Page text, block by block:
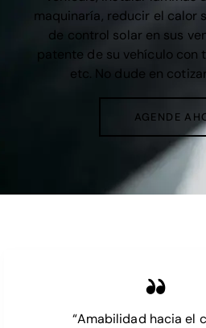
maquinaría, reducir el calor
de control solar en sus
patente de su vehículo con
etc. No dude en
AGENDE
“Amabilidad hacia el